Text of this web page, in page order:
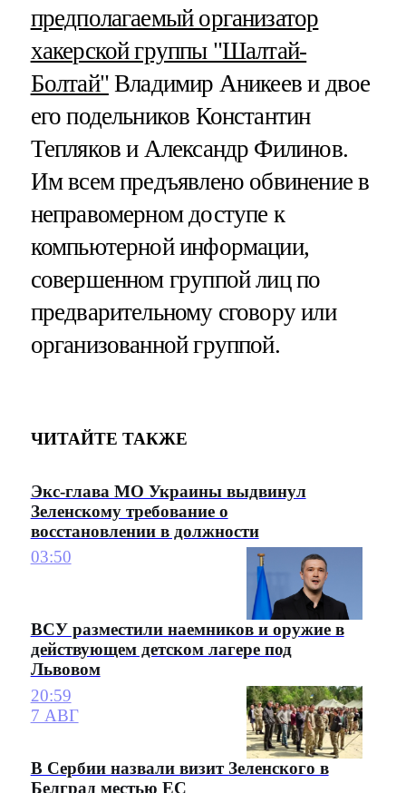
предполагаемый организатор
хакерской группы "Шалтай-
Болтай"Владимир Аникеев и двое
его подельников Константин
Тепляков и Александр Филинов.
Им всем предъявлено обвинение в
неправомерном доступе к
компьютерной информации,
совершенном группой лиц по
предварительному сговору или
организованной группой.
ЧИТАЙТЕ ТАКЖЕ
Экс-глава МО Украины выдвинул
Зеленскому требование о
восстановлении в должности
03:50
ВСУ разместили наемников и оружие в
действующем детском лагере под
Львовом
20:59
7 АВГ
В Сербии назвали визит Зеленского в
Белград местью ЕС